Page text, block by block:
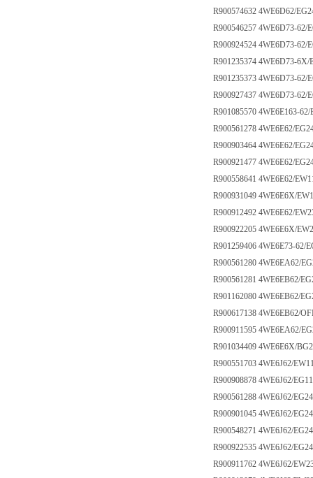
R900574632 4WE6D62/
R900546257 4WE6D73-62/
R900924524 4WE6D73-62/
R901235374 4WE6D73-
R901235373 4WE6D73-
R900927437 4WE6D73-62/
R901085570 4WE6E163-
R900561278 4WE6E62/
R900903464 4WE6E62/
R900921477 4WE6E62/
R900558641 4WE6E62/
R900931049 4WE6E6X/
R900912492 4WE6E62/
R900922205 4WE6E6X/
R901259406 4WE6E73-62/
R900561280 4WE6EA62/
R900561281 4WE6EB62/
R901162080 4WE6EB62/
R900617138 4WE6EB62/
R900911595 4WE6EA62/
R901034409 4WE6E6X/
R900551703 4WE6J62/
R900908878 4WE6J62/
R900561288 4WE6J62/
R900901045 4WE6J62/
R900548271 4WE6J62/
R900922535 4WE6J62/
R900911762 4WE6J62/